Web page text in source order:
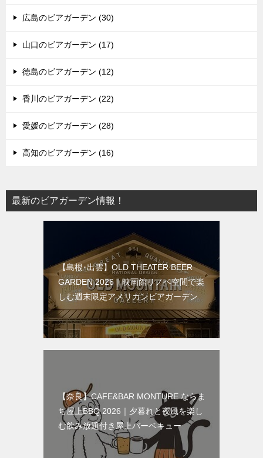
広島のビアガーデン (30)
山口のビアガーデン (17)
徳島のビアガーデン (12)
香川のビアガーデン (22)
愛媛のビアガーデン (28)
高知のビアガーデン (16)
最新のビアガーデン情報！
【島根･出雲】OLD THEATER BEER
GARDEN 2026｜映画館リノベ空間で楽
しむ週末限定アメリカンビアガーデン
【奈良】CAFE&BAR MONTURE ならま
ち屋上BBQ 2026｜夕暮れと夜風を楽し
む飲み放題付き屋上バーベキュー